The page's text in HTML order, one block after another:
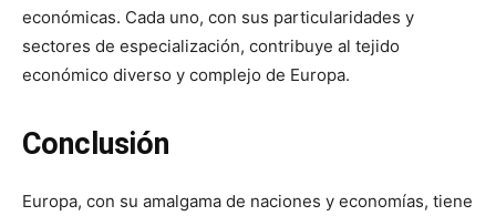
económicas. Cada uno, con sus particularidades y
sectores de especialización, contribuye al tejido
económico diverso y complejo de Europa.
Conclusión
Europa, con su amalgama de naciones y economías, tiene